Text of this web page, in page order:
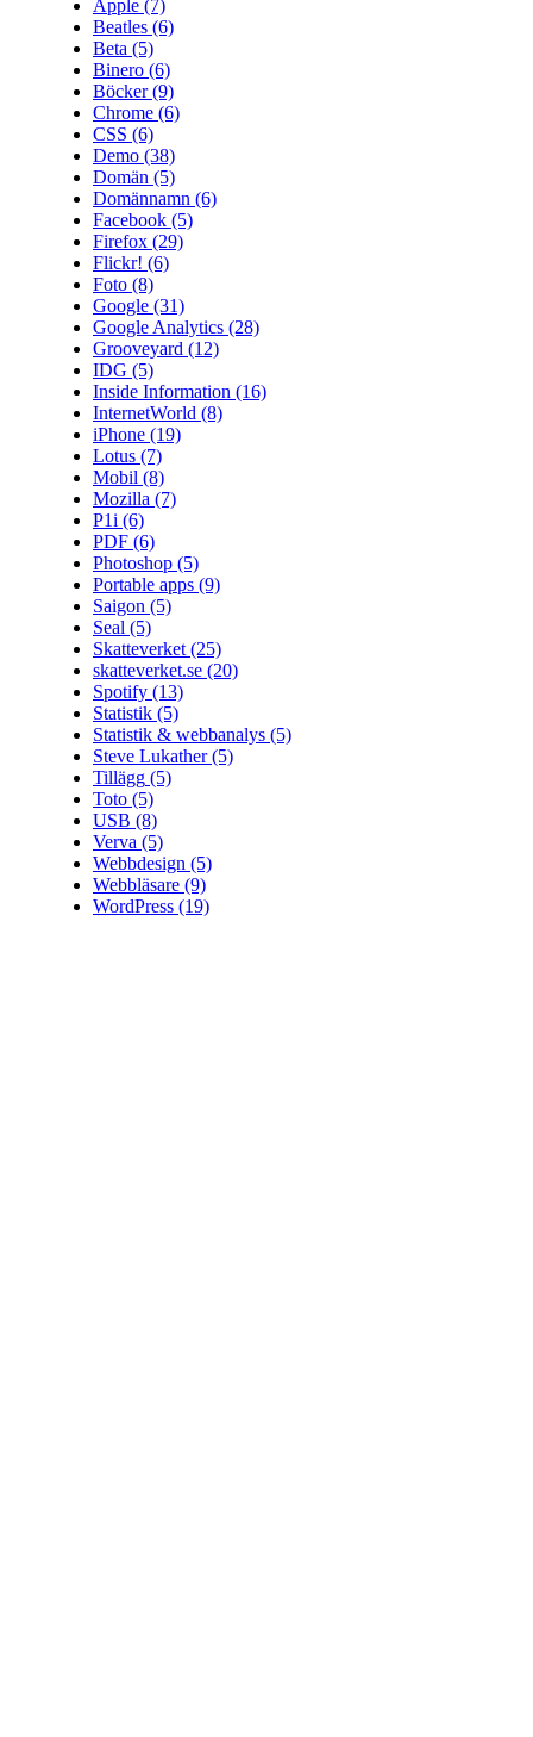
Apple (7)
Beatles (6)
Beta (5)
Binero (6)
Böcker(9)
Chrome (6)
CSS (6)
Demo (38)
Domän (5)
Domännamn (6)
Facebook (5)
Firefox (29)
Flickr! (6)
Foto (8)
Google (31)
Google Analytics (28)
Grooveyard (12)
IDG (5)
Inside Information (16)
InternetWorld (8)
iPhone (19)
Lotus (7)
Mobil (8)
Mozilla (7)
P1i (6)
PDF (6)
Photoshop (5)
Portable apps (9)
Saigon (5)
Seal (5)
Skatteverket (25)
skatteverket.se (20)
Spotify (13)
Statistik (5)
Statistik & webbanalys (5)
Steve Lukather(5)
Tillägg (5)
Toto (5)
USB (8)
Verva (5)
Webbdesign (5)
Webbläsare (9)
WordPress (19)